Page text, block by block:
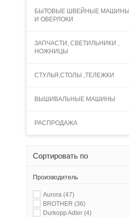
БЫТОВЫЕ ШВЕЙНЫЕ МАШИНЫ
И ОВЕРЛОКИ
ЗАПЧАСТИ, СВЕТИЛЬНИКИ ,
НОЖНИЦЫ
СТУЛЬЯ,СТОЛЫ ,ТЕЛЕЖКИ
ВЫШИВАЛЬНЫЕ МАШИНЫ
РАСПРОДАЖА
Сортировать по
Производитель
Aurora (47)
BROTHER (36)
Durkopp Adler (4)